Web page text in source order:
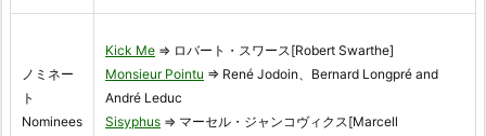
ノミネー
ト
Nominees
Kick Me ⇒ ロバート・スワース[Robert Swarthe]
Monsieur Pointu ⇒ René Jodoin、Bernard Longpré and
André Leduc
Sisyphus ⇒ マーセル・ジャンコヴィクス[Marcell